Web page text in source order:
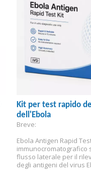
Kit per test rapido
dell'Ebola
Breve:
Ebola Antigen Rapid
immunocromatografico
flusso laterale per il
degli antigeni del virus